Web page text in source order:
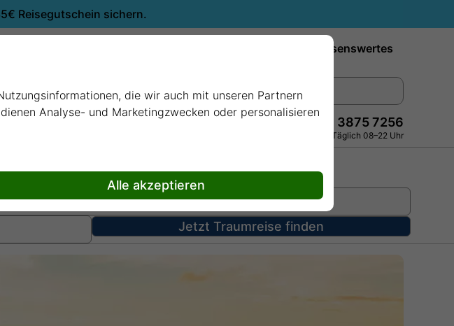
Reisegutschein sichern.
Wissenswertes
+49 228 3875 7256
Persönlich · Kostenlos · Täglich 08–22 Uhr
Jetzt Traumreise finden
die wir auch mit unseren Partnern
Analyse- und Marketingzwecken oder personalisieren
Alle akzeptieren